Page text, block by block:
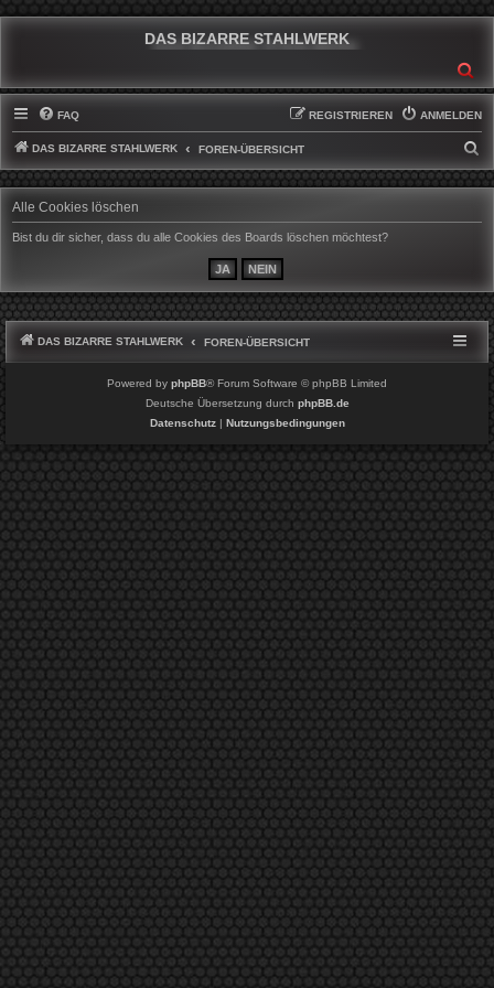
DAS BIZARRE STAHLWERK
FAQ ANMELDEN
REGISTRIEREN
DAS BIZARRE STAHLWERK FOREN-ÜBERSICHT
U
Alle Cookies löschen
Bist du dir sicher, dass du alle Cookies des Boards löschen möchtest?
DAS BIZARRE STAHLWERK FOREN-ÜBERSICHT
Powered by phpBB® Forum Software © phpBB Limited
Deutsche Übersetzung durch phpBB.de
Datenschutz| Nutzungsbedingungen